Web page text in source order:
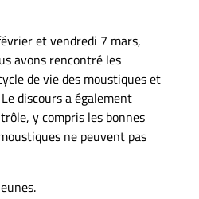
et vendredi 7 mars,
avons rencontré les
de vie des moustiques et
discours a également
y compris les bonnes
ne peuvent pas